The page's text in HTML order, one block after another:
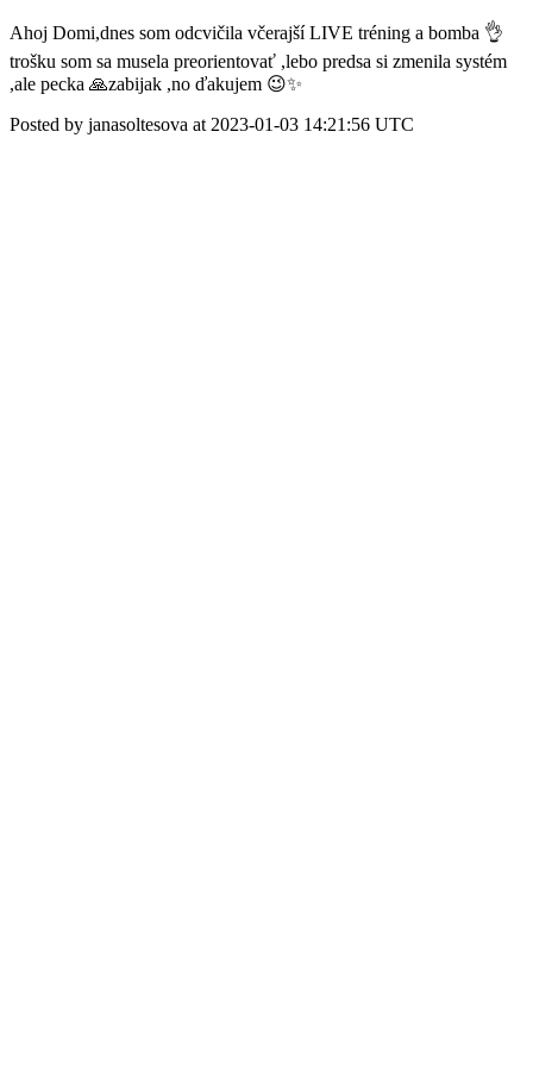
Ahoj Domi,dnes som odcvičila včerajší LIVE tréning a bomba 👌
trošku som sa musela preorientovať ,lebo predsa si zmenila systém
,ale pecka 🙏zabijak ,no ďakujem 😉✨
Posted by janasoltesova at 2023-01-03 14:21:56 UTC